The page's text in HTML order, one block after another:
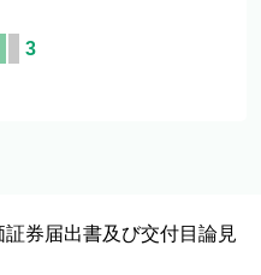
3
券届出書及び交付目論見